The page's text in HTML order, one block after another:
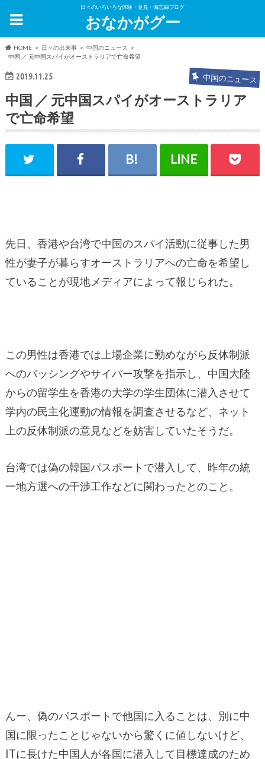
日々のいろいろな体験・意見・備忘録ブログ
おなかがグー
HOME 日々の出来事
中国のニュース
中国 ／ 元中国スパイがオーストラリアで亡命希望
2019.11.25 中国のニュース
中国 ／ 元中国スパイがオーストラリア
で亡命希望
先日、香港や台湾で中国のスパイ活動に従事した男
性が妻子が暮らすオーストラリアへの亡命を希望し
ていることが現地メディアによって報じられた。
この男性は香港では上場企業に勤めながら反体制派
へのバッシングやサイバー攻撃を指示し、中国大陸
からの留学生を香港の大学の学生団体に潜入させて
学内の民主化運動の情報を調査させるなど、ネット
上の反体制派の意見などを妨害していたそうだ。
台湾では偽の韓国パスポートで潜入して、昨年の統
一地方選への干渉工作などに関わったとのこと。
んー、偽のパスポートで他国に入ることは、別に中
国に限ったことじゃないから驚くに値しないけど、
ITに長けた中国人が各国に潜入して目標達成のため